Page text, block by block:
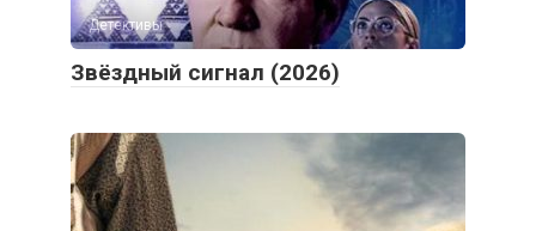
Детективы
Звёздный сигнал (2026)